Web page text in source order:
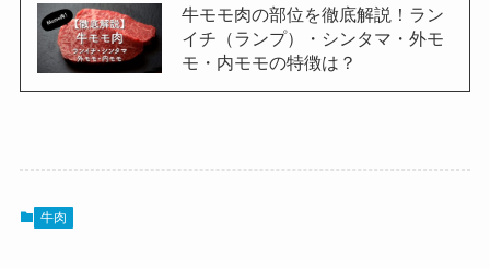
牛モモ肉の部位を徹底解説！ラン
イチ（ランプ）・シンタマ・外モ
モ・内モモの特徴は？
牛肉